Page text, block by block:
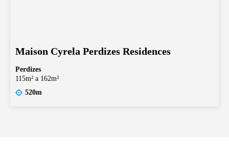
Maison Cyrela Perdizes Residences
Perdizes
115m² a 162m²
520m